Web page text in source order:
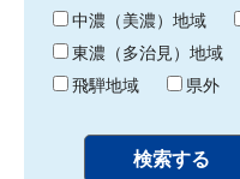
中濃（美濃）地域
東濃（多治見）地域
飛騨地域
県外